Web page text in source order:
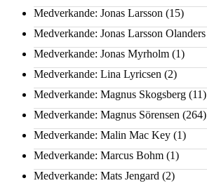
Medverkande: Jonas Larsson (15)
Medverkande: Jonas Larsson Olanders
Medverkande: Jonas Myrholm (1)
Medverkande: Lina Lyricsen (2)
Medverkande: Magnus Skogsberg (11)
Medverkande: Magnus Sörensen (264)
Medverkande: Malin Mac Key (1)
Medverkande: Marcus Bohm (1)
Medverkande: Mats Jengard (2)